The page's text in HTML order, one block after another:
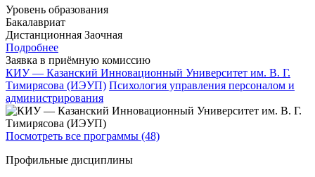
Уровень образования
Бакалавриат
Дистанционная Заочная
Подробнее
Заявка в приёмную комиссию
КИУ — Казанский Инновационный Университет им. В. Г.
Тимирясова (ИЭУП) Психология управления персоналом и
администрирования
Посмотреть все программы (48)
Профильные дисциплины